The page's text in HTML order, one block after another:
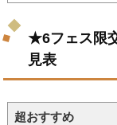
★6フェス限
見表
超おすすめ